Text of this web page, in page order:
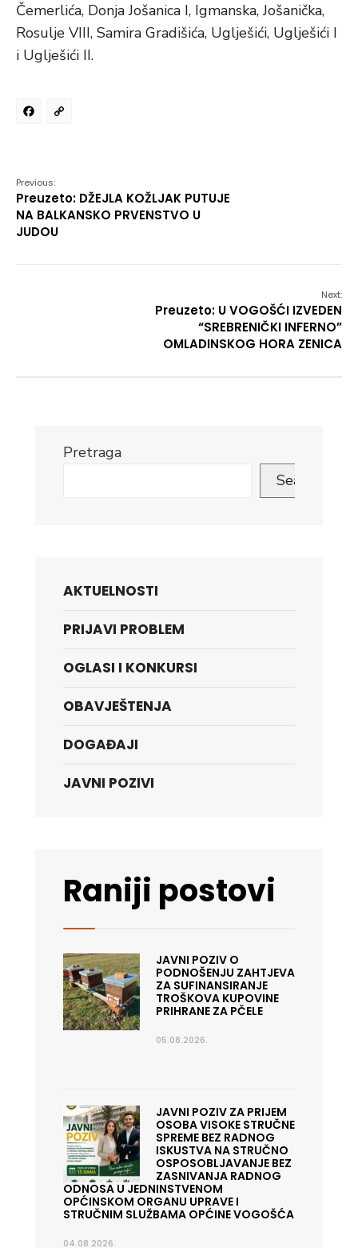
Čemerlića, Donja Jošanica I, Igmanska, Jošanička,
Rosulje VIII, Samira Gradišića, Uglješići, Uglješići I
i Uglješići II.
Facebook
Previous:
Preuzeto: DŽEJLA KOŽLJAK PUTUJE
NA BALKANSKO PRVENSTVO U
JUDOU
Next:
Preuzeto: U VOGOŠĆI IZVEDEN
“SREBRENIČKI INFERNO”
OMLADINSKOG HORA ZENICA
Pretraga
Search
AKTUELNOSTI
PRIJAVI PROBLEM
OGLASI I KONKURSI
OBAVJEŠTENJA
DOGAĐAJI
JAVNI POZIVI
Raniji postovi
JAVNI POZIV O
PODNOŠENJU ZAHTJEVA
ZA SUFINANSIRANJE
TROŠKOVA KUPOVINE
PRIHRANE ZA PČELE
05.08.2026.
JAVNI POZIV ZA PRIJEM
OSOBA VISOKE STRUČNE
SPREME BEZ RADNOG
ISKUSTVA NA STRUČNO
OSPOSOBLJAVANJE BEZ
ZASNIVANJA RADNOG
ODNOSA U JEDNINSTVENOM
OPĆINSKOM ORGANU UPRAVE I
STRUČNIM SLUŽBAMA OPĆINE VOGOŠĆA
04.08.2026.